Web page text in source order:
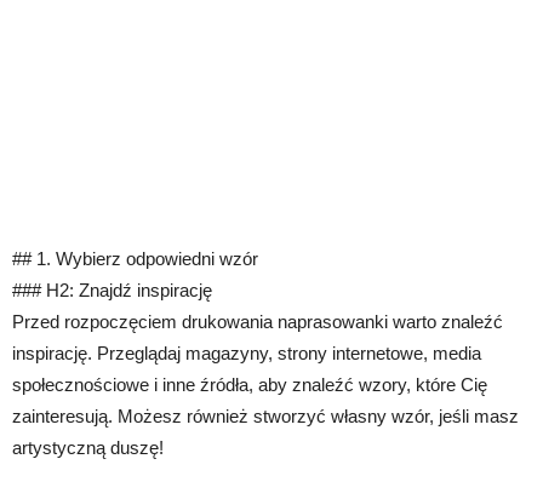
## 1. Wybierz odpowiedni wzór
### H2: Znajdź inspirację
Przed rozpoczęciem drukowania naprasowanki warto znaleźć
inspirację. Przeglądaj magazyny, strony internetowe, media
społecznościowe i inne źródła, aby znaleźć wzory, które Cię
zainteresują. Możesz również stworzyć własny wzór, jeśli masz
artystyczną duszę!